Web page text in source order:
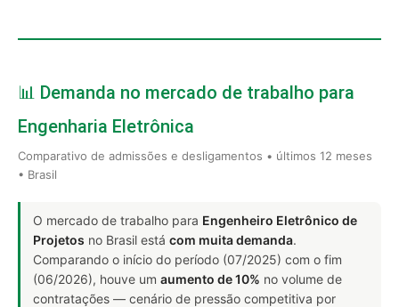
📊 Demanda no mercado de trabalho para
Engenharia Eletrônica
Comparativo de admissões e desligamentos • últimos 12 meses
• Brasil
O mercado de trabalho para Engenheiro Eletrônico de
Projetos no Brasil está com muita demanda.
Comparando o início do período (07/2025) com o fim
(06/2026), houve um aumento de 10% no volume de
contratações — cenário de pressão competitiva por